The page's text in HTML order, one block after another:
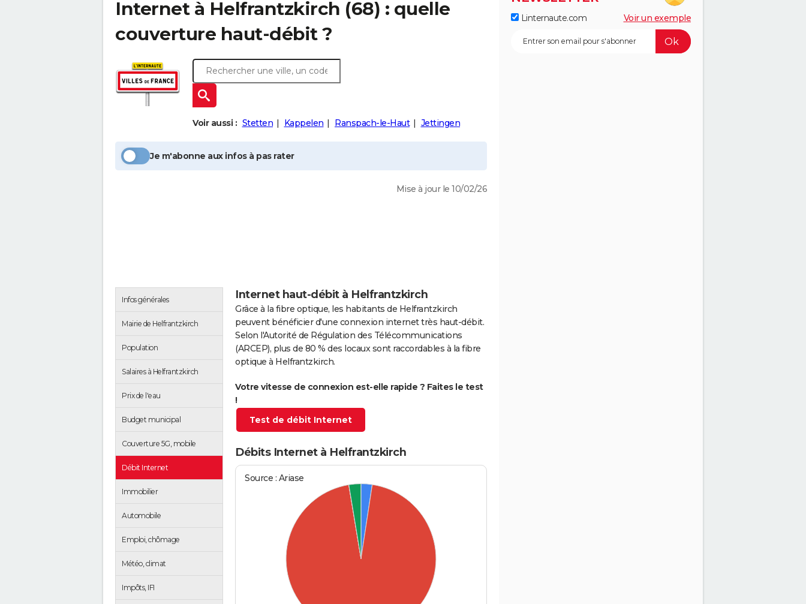
Internet à Helfrantzkirch (68) : quelle
couverture haut-débit ?
Voir aussi : Stetten Kappelen Ranspach-le-Haut Jettingen
Je m'abonne aux infos à pas rater
Mise à jour le 10/02/26
Infos générales
Mairie de Helfrantzkirch
Population
Salaires à Helfrantzkirch
Prix de l'eau
Budget municipal
Couverture 5G, mobile
Débit Internet
Immobilier
Automobile
Emploi, chômage
Météo, climat
Impôts, IFI
Internet haut-débit à Helfrantzkirch
Grâce à la fibre optique, les habitants de Helfrantzkirch
peuvent bénéficier d'une connexion internet très haut-débit.
Selon l'Autorité de Régulation des Télécommunications
(ARCEP), plus de 80 % des locaux sont raccordables à la fibre
optique à Helfrantzkirch.
Votre vitesse de connexion est-elle rapide ? Faites le test
!
Test de débit Internet
Débits Internet à Helfrantzkirch
Source : Ariase
Linternaute.com Voir un exemple